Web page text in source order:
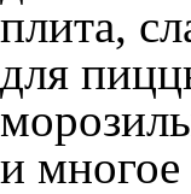
плита,
для
и многое